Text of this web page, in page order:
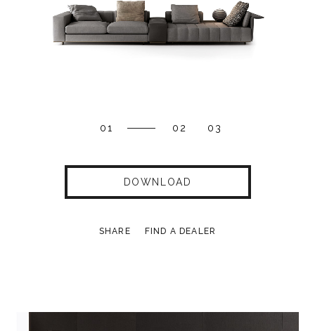
01 02 03
DOWNLOAD
SHARE FIND A DEALER